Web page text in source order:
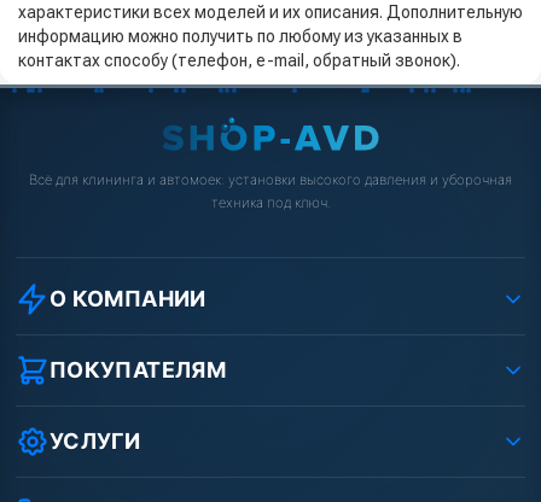
характеристики всех моделей и их описания. Дополнительную
информацию можно получить по любому из указанных в
контактах способу (телефон, e-mail, обратный звонок).
Всё для клининга и автомоек: установки высокого давления и уборочная
техника под ключ.
О КОМПАНИИ
О компании
Реквизиты ООО «Шоп АВД»
Защита данных клиента
Условия соглашения
Вакансии
ПОКУПАТЕЛЯМ
Как заказать?
Оплата
Доставка
УСЛУГИ
Ремонт АВД